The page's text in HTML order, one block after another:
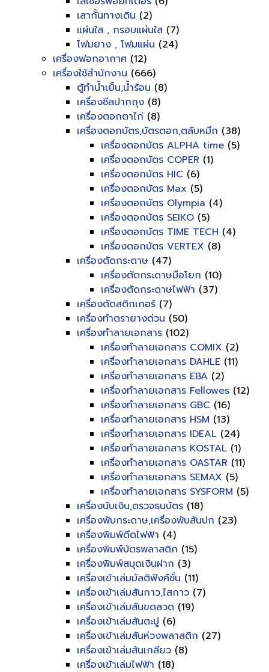
เสากั้นทางเดิน (2)
แผ่นใส , กรอบแผ่นใส (7)
โฟมยาง , โฟมแผ่น (24)
เครื่องฟอกอากาศ (12)
เครื่องใช้สำนักงาน (666)
ตู้ทำน้ำเย็น,น้ำร้อน (8)
เครื่องซีลปากถุง (8)
เครื่องตอกตาไก่ (8)
เครื่องตอกบัตร,บัตรตอก,ตลับหมึก (38)
เครื่องตอกบัตร ALPHA time (5)
เครื่องตอกบัตร COPER (1)
เครื่องตอกบัตร HIC (6)
เครื่องตอกบัตร Max (5)
เครื่องตอกบัตร Olympia (4)
เครื่องตอกบัตร SEIKO (5)
เครื่องตอกบัตร TIME TECH (4)
เครื่องตอกบัตร VERTEX (8)
เครื่องตัดกระดาษ (47)
เครื่องตัดกระดาษมือโยก (10)
เครื่องตัดกระดาษไฟฟ้า (37)
เครื่องตัดสติกเกอร์ (7)
เครื่องทำตรายางด่วน (50)
เครื่องทำลายเอกสาร (102)
เครื่องทำลายเอกสาร COMIX (2)
เครื่องทำลายเอกสาร DAHLE (11)
เครื่องทำลายเอกสาร EBA (2)
เครื่องทำลายเอกสาร Fellowes (12)
เครื่องทำลายเอกสาร GBC (16)
เครื่องทำลายเอกสาร HSM (13)
เครื่องทำลายเอกสาร IDEAL (24)
เครื่องทำลายเอกสาร KOSTAL (1)
เครื่องทำลายเอกสาร OASTAR (11)
เครื่องทำลายเอกสาร SEMAX (5)
เครื่องทำลายเอกสาร SYSFORM (5)
เครื่องนับเงิน,ตรวจธนบัตร (18)
เครื่องพับกระดาษ,เครื่องพับสันปก (23)
เครื่องพิมพ์ดีดไฟฟ้า (4)
เครื่องพิมพ์บัตรพลาสติก (15)
เครื่องพิมพ์สมุดเงินฝาก (3)
เครื่องเข้าเล่มมัลติฟังค์ชั่น (11)
เครื่องเข้าเล่มสันกาว,ไสกาว (7)
เครื่องเข้าเล่มสันขดลวด (19)
เครื่องเข้าเล่มสันตะปู (6)
เครื่องเข้าเล่มสันห่วงพลาสติก (27)
เครื่องเข้าเล่มสันเกลียว (8)
เครื่องเข้าเล่มไฟฟ้า (18)